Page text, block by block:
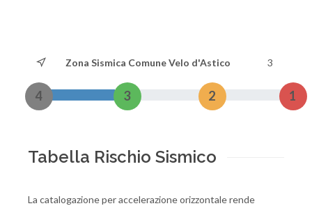
Zona Sismica Comune Velo d'Astico 3
4 3 2 1
Tabella Rischio Sismico
La catalogazione per accelerazione orizzontale rende